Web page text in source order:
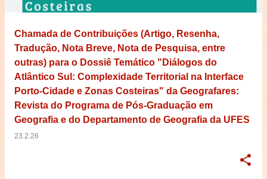
Chamada de Contribuições (Artigo, Resenha,
Tradução, Nota Breve, Nota de Pesquisa, entre
outras) para o Dossiê Temático "Diálogos do
Atlântico Sul: Complexidade Territorial na Interface
Porto-Cidade e Zonas Costeiras" da Geografares:
Revista do Programa de Pós-Graduação em
Geografia e do Departamento de Geografia da UFES
23.2.26